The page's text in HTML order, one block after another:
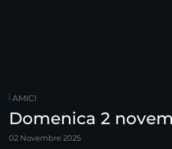
AMICI
Domenica 2
02 Novembre 2025